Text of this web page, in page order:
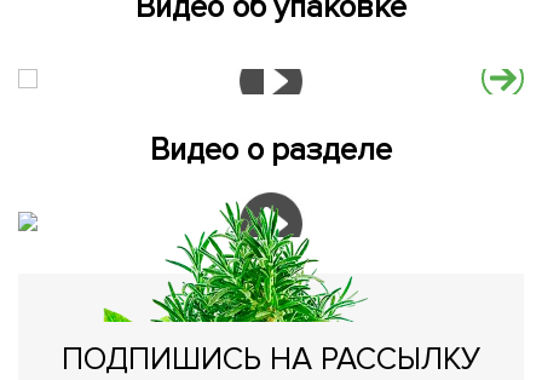
Видео о разделе
ПОДПИШИСЬ НА РАССЫЛКУ